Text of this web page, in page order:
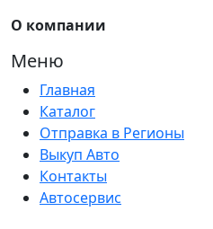
О компании
Меню
Главная
Каталог
Отправка в Регионы
Выкуп Авто
Контакты
Автосервис